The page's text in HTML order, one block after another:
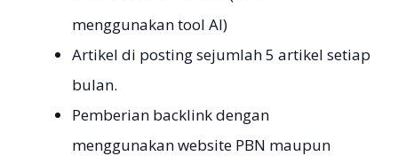
menggunakan tool AI)
Artikel di posting sejumlah 5 artikel setiap
bulan.
Pemberian backlink dengan
menggunakan website PBN maupun